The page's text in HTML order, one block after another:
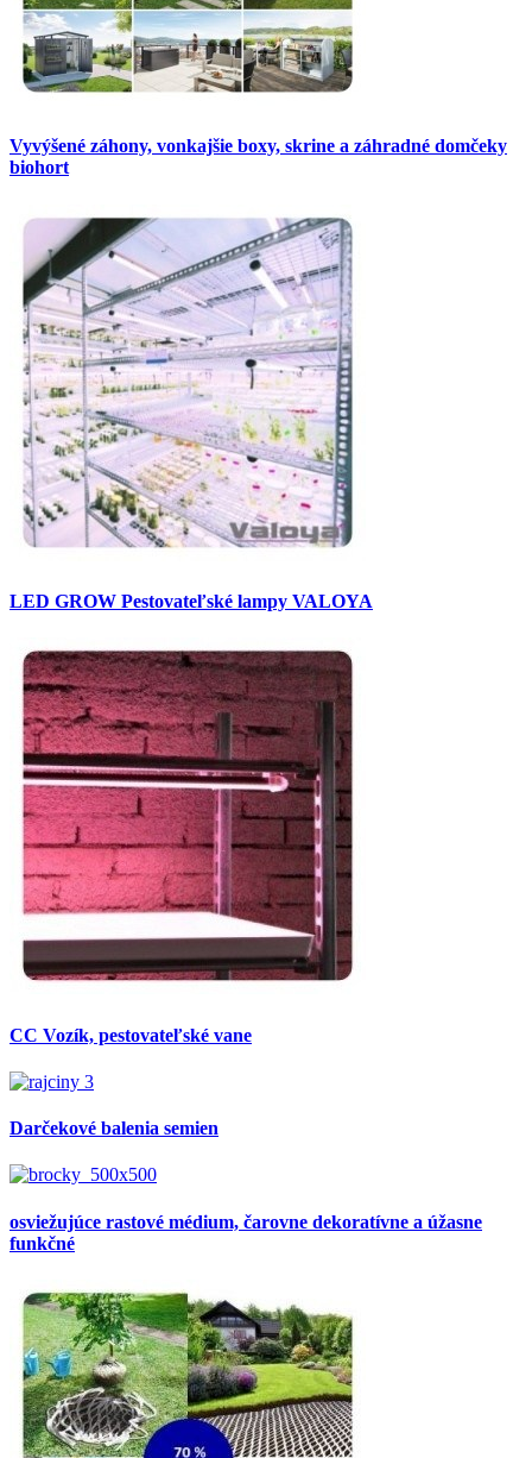
Vyvýšené záhony, vonkajšie boxy, skrine a záhradné domčeky
biohort
LED GROW Pestovateľské lampy VALOYA
CC Vozík, pestovateľské vane
Darčekové balenia semien
osviežujúce rastové médium, čarovne dekoratívne a úžasne
funkčné